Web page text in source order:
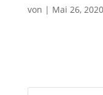
von | Mai 26, 2020